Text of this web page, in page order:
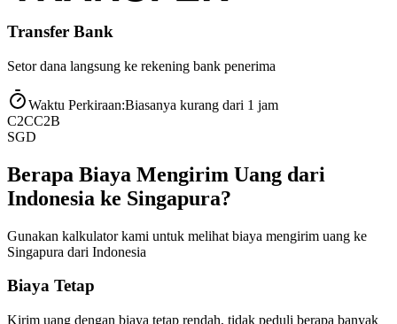
Transfer Bank
Setor dana langsung ke rekening bank penerima
Waktu Perkiraan:Biasanya kurang dari 1 jam
C2CC2B
SGD
Berapa Biaya Mengirim Uang dari
Indonesia ke Singapura?
Gunakan kalkulator kami untuk melihat biaya mengirim uang ke
Singapura dari Indonesia
Biaya Tetap
Kirim uang dengan biaya tetap rendah, tidak peduli berapa banyak